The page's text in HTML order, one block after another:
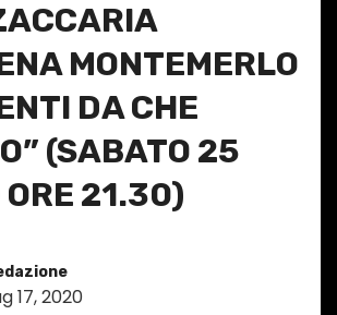
MONTEMERLO
DA CHE
(SABATO 25
ORE 21.30)
17, 2020